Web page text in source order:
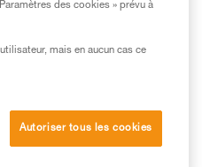
que
de corde, à
des cookies » prévu à
mais en aucun cas ce
Autoriser tous les cookies